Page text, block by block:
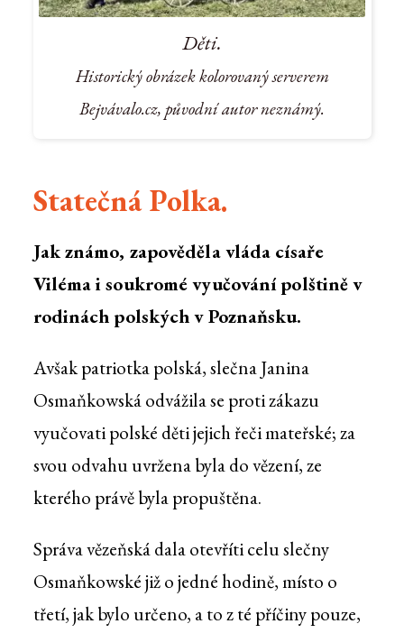
Děti.
Historický obrázek kolorovaný serverem
Bejvávalo.cz, původní autor neznámý.
Statečná Polka.
Jak známo, zapověděla vláda císaře
Viléma i soukromé vyučování polštině v
rodinách polských v Poznaňsku.
Avšak patriotka polská, slečna Janina
Osmaňkowská odvážila se proti zákazu
vyučovati polské děti jejich řeči mateřské; za
svou odvahu uvržena byla do vězení, ze
kterého právě byla propuštěna.
Správa vězeňská dala otevříti celu slečny
Osmaňkowské již o jedné hodině, místo o
třetí, jak bylo určeno, a to z té příčiny pouze,